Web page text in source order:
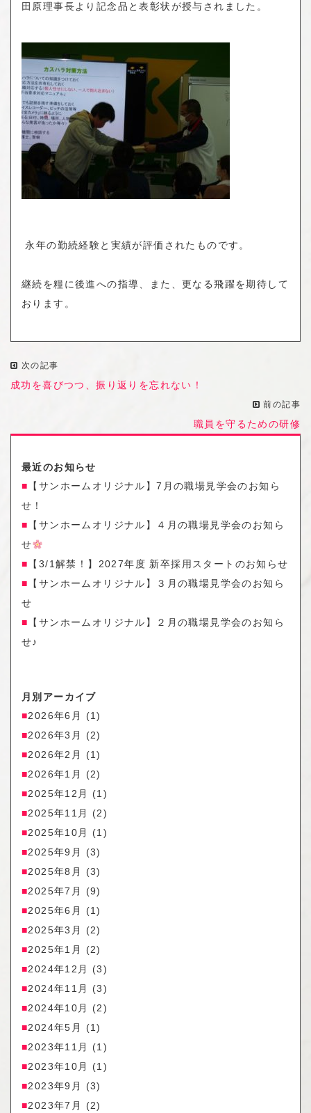
田原理事長より記念品と表彰状が授与されました。
永年の勤続経験と実績が評価されたものです。
継続を糧に後進への指導、また、更なる飛躍を期待して
おります。
次の記事
成功を喜びつつ、振り返りを忘れない！
前の記事
職員を守るための研修
最近のお知らせ
【サンホームオリジナル】7月の職場見学会のお知ら
せ！
【サンホームオリジナル】４月の職場見学会のお知ら
せ
【3/1解禁！】2027年度 新卒採用スタートのお知らせ
【サンホームオリジナル】３月の職場見学会のお知ら
せ
【サンホームオリジナル】２月の職場見学会のお知ら
せ♪
月別アーカイブ
2026年6月
(1)
2026年3月
(2)
2026年2月
(1)
2026年1月
(2)
2025年12月
(1)
2025年11月
(2)
2025年10月
(1)
2025年9月
(3)
2025年8月
(3)
2025年7月
(9)
2025年6月
(1)
2025年3月
(2)
2025年1月
(2)
2024年12月
(3)
2024年11月
(3)
2024年10月
(2)
2024年5月
(1)
2023年11月
(1)
2023年10月
(1)
2023年9月
(3)
2023年7月
(2)